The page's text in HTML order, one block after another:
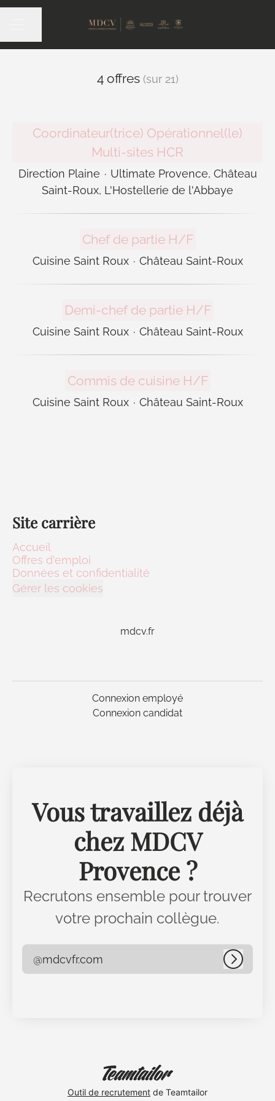
Partager la page
4 offres (sur 21)
Coordinateur(trice) Opérationnel(le)
Multi-sites HCR
Direction Plaine · Ultimate Provence, Château
Saint-Roux, L'Hostellerie de l'Abbaye
Chef de partie H/F
Cuisine Saint Roux · Château Saint-Roux
Demi-chef de partie H/F
Cuisine Saint Roux · Château Saint-Roux
Commis de cuisine H/F
Cuisine Saint Roux · Château Saint-Roux
Site carrière
Accueil
Offres d'emploi
Données et confidentialité
Gérer les cookies
mdcv.fr
Connexion employé
Connexion candidat
Vous travaillez déjà
chez MDCV
Provence ?
Recrutons ensemble pour trouver
votre prochain collègue.
@mdcvfr.com
Outil de recrutement de Teamtailor